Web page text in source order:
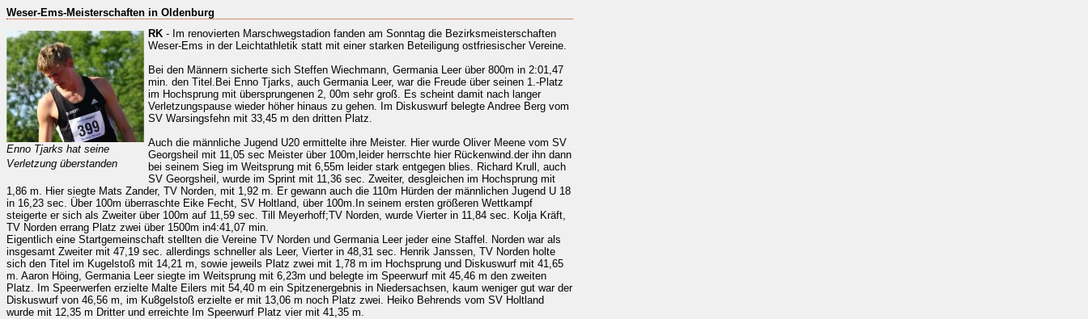
Weser-Ems-Meisterschaften in Oldenburg
Enno Tjarks hat seine
Verletzung überstanden
RK - Im renovierten Marschwegstadion fanden am Sonntag die Bezirksmeisterschaften
Weser-Ems in der Leichtathletik statt mit einer starken Beteiligung ostfriesischer Vereine.
Bei den Männern sicherte sich Steffen Wiechmann, Germania Leer über 800m in 2:01,47
min. den Titel.Bei Enno Tjarks, auch Germania Leer, war die Freude über seinen 1.-Platz
im Hochsprung mit übersprungenen 2, 00m sehr groß. Es scheint damit nach langer
Verletzungspause wieder höher hinaus zu gehen. Im Diskuswurf belegte Andree Berg vom
SV Warsingsfehn mit 33,45 m den dritten Platz.
Auch die männliche Jugend U20 ermittelte ihre Meister. Hier wurde Oliver Meene vom SV
Georgsheil mit 11,05 sec Meister über 100m,leider herrschte hier Rückenwind.der ihn dann
bei seinem Sieg im Weitsprung mit 6,55m leider stark entgegen blies. Richard Krull, auch
SV Georgsheil, wurde im Sprint mit 11,36 sec. Zweiter, desgleichen im Hochsprung mit
1,86 m. Hier siegte Mats Zander, TV Norden, mit 1,92 m. Er gewann auch die 110m Hürden der männlichen Jugend U 18
in 16,23 sec. Über 100m überraschte Eike Fecht, SV Holtland, über 100m.In seinem ersten größeren Wettkampf
steigerte er sich als Zweiter über 100m auf 11,59 sec. Till Meyerhoff;TV Norden, wurde Vierter in 11,84 sec. Kolja Kräft,
TV Norden errang Platz zwei über 1500m in4:41,07 min.
Eigentlich eine Startgemeinschaft stellten die Vereine TV Norden und Germania Leer jeder eine Staffel. Norden war als
insgesamt Zweiter mit 47,19 sec. allerdings schneller als Leer, Vierter in 48,31 sec. Henrik Janssen, TV Norden holte
sich den Titel im Kugelstoß mit 14,21 m, sowie jeweils Platz zwei mit 1,78 m im Hochsprung und Diskuswurf mit 41,65
m. Aaron Höing, Germania Leer siegte im Weitsprung mit 6,23m und belegte im Speerwurf mit 45,46 m den zweiten
Platz. Im Speerwerfen erzielte Malte Eilers mit 54,40 m ein Spitzenergebnis in Niedersachsen, kaum weniger gut war der
Diskuswurf von 46,56 m, im Ku8gelstoß erzielte er mit 13,06 m noch Platz zwei. Heiko Behrends vom SV Holtland
wurde mit 12,35 m Dritter und erreichte Im Speerwurf Platz vier mit 41,35 m.